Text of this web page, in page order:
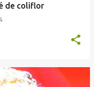
de coliflor